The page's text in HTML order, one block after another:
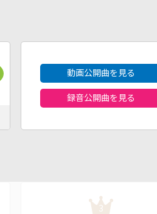
動画公開曲を見る
録音公開曲を見る
3